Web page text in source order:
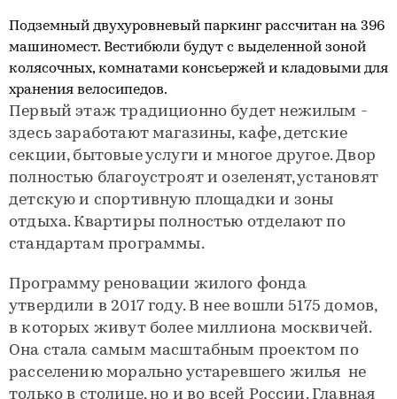
Подземный двухуровневый паркинг рассчитан на 396
машиномест. Вестибюли будут с выделенной зоной
колясочных, комнатами консьержей и кладовыми для
хранения велосипедов.
Первый этаж традиционно будет нежилым -
здесь заработают магазины, кафе, детские
секции, бытовые услуги и многое другое. Двор
полностью благоустроят и озеленят, установят
детскую и спортивную площадки и зоны
отдыха. Квартиры полностью отделают по
стандартам программы.
Программу реновации жилого фонда
утвердили в 2017 году. В нее вошли 5175 домов,
в которых живут более миллиона москвичей.
Она стала самым масштабным проектом по
расселению морально устаревшего жилья не
только в столице, но и во всей России. Главная